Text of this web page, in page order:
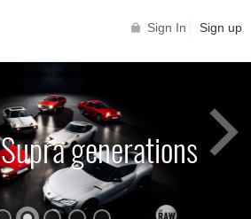
Sign In Sign up
Supra generations